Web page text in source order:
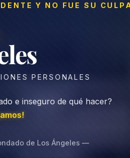
Y NO FUE SU
PERSONALES
e inseguro de qué hacer?
de Los Ángeles —